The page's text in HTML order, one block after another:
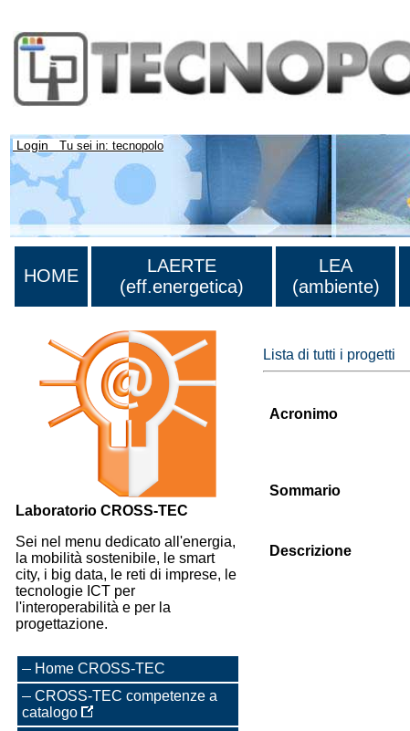
Login Tu sei in: tecnopolo
HOME
LAERTE
(eff.energetica)
LEA
(ambiente)
Laboratorio CROSS-TEC
Sei nel menu dedicato all'energia,
la mobilità sostenibile, le smart
city, i big data, le reti di imprese, le
tecnologie ICT per
l'interoperabilità e per la
progettazione.
Home CROSS-TEC
CROSS-TEC competenze a
catalogo
Lista di tutti i progetti
Acronimo
Sommario
Descrizione